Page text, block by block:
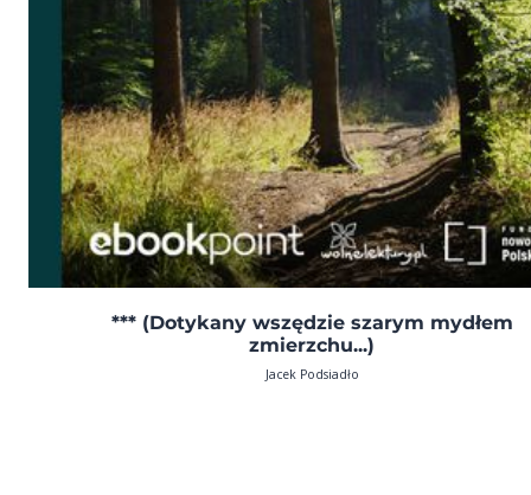
*** (Dotykany wszędzie szarym mydłem
zmierzchu...)
Jacek Podsiadło